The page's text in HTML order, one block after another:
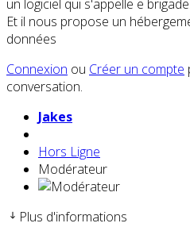
un logiciel qui s'appelle e brigade.
Et il nous propose un
données
Connexion ou Créer un compte
conversation.
Jakes
Hors Ligne
Modérateur
Plus d'informations